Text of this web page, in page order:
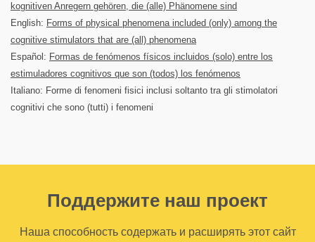
kognitiven Anregern gehören, die (alle) Phänomene sind
English: Forms of physical phenomena included (only) among the
cognitive stimulators that are (all) phenomena
Español: Formas de fenómenos físicos incluidos (solo) entre los
estimuladores cognitivos que son (todos) los fenómenos
Italiano: Forme di fenomeni fisici inclusi soltanto tra gli stimolatori
cognitivi che sono (tutti) i fenomeni
Поддержите наш проект
Наша способность содержать и расширять этот сайт